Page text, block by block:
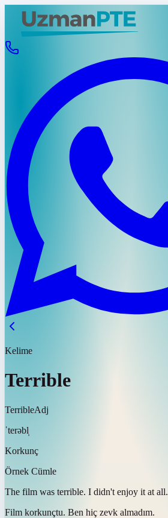
Kelime
Terrible
TerribleAdj
ˈterəbl̩
Korkunç
Örnek Cümle
The film was terrible. I didn't enjoy it at all.
Film korkunçtu. Ben hiç zevk almadım.